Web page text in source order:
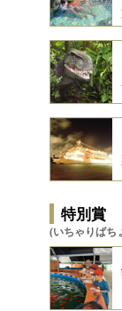
特別賞
(いちゃりばち